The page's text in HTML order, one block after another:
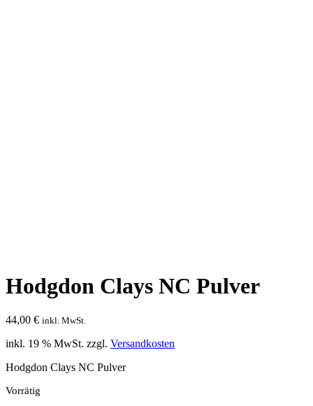
Hodgdon Clays NC Pulver
44,00 € inkl. MwSt.
inkl. 19 % MwSt. zzgl. Versandkosten
Hodgdon Clays NC Pulver
Vorrätig